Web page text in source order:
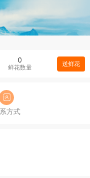
0
鲜花数量 送鲜花
方式